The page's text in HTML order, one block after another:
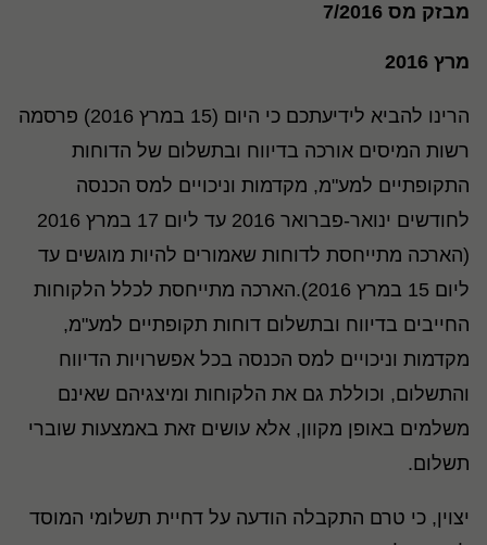
מבזק מס 7/2016
מרץ 2016
הרינו להביא לידיעתכם כי היום (15 במרץ 2016) פרסמה
רשות המיסים אורכה בדיווח ובתשלום של הדוחות
התקופתיים למע"מ, מקדמות וניכויים למס הכנסה
לחודשים ינואר-פברואר 2016 עד ליום 17 במרץ 2016
(הארכה מתייחסת לדוחות שאמורים להיות מוגשים עד
ליום 15 במרץ 2016).הארכה מתייחסת לכלל הלקוחות
החייבים בדיווח ובתשלום דוחות תקופתיים למע"מ,
מקדמות וניכויים למס הכנסה בכל אפשרויות הדיווח
והתשלום, וכוללת גם את הלקוחות ומיצגיהם שאינם
משלמים באופן מקוון, אלא עושים זאת באמצעות שוברי
תשלום.
יצוין, כי טרם התקבלה הודעה על דחיית תשלומי המוסד